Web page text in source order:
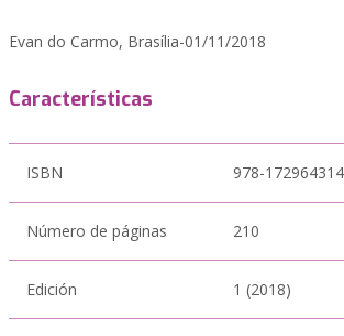
Evan do Carmo, Brasília-01/11/2018
Características
ISBN 978-
Número de páginas 210
Edición 1 (2018)